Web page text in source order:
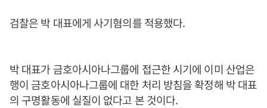
검찰은 박 대표에게 사기혐의를 적용했다.
박 대표가 금호아시아나그룹에 접근한 시기에 이미 산업은
행이 금호아시아나그룹에 대한 처리 방침을 확정해 박 대표
의 구명활동에 실질이 없다고 본 것이다.